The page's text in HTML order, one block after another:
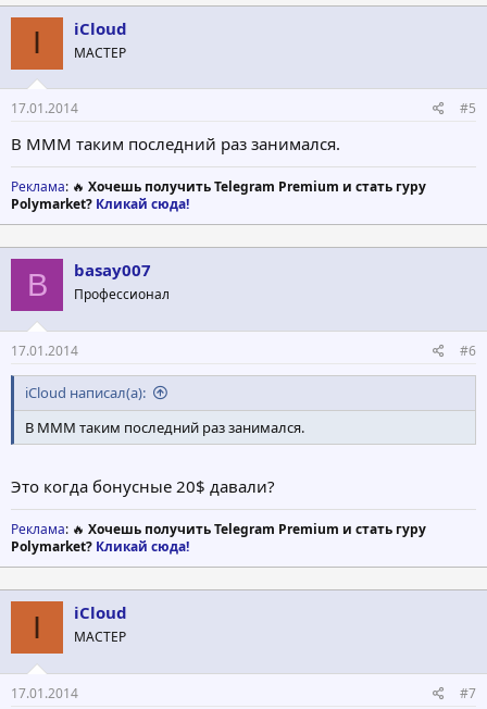
к
ц
:
I iCloud
МАСТЕР
17.01.2014 #5
В МММ таким последний раз занимался.
Реклама: 🔥 Хочешь получить Telegram Premium и стать гуру
Polymarket? Кликай сюда!
B basay007
Профессионал
17.01.2014 #6
iCloud написал(а):
В МММ таким последний раз занимался.
Это когда бонусные 20$ давали?
Реклама: 🔥 Хочешь получить Telegram Premium и стать гуру
Polymarket? Кликай сюда!
I iCloud
МАСТЕР
17.01.2014 #7